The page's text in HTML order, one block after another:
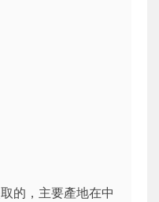
的，主要產地在中